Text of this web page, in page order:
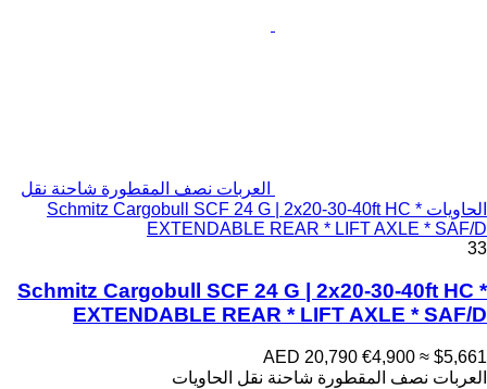
العربات نصف المقطورة شاحنة نقل
الحاويات Schmitz Cargobull SCF 24 G | 2x20-30-40ft HC *
EXTENDABLE REAR * LIFT AXLE * SAF/D
33
Schmitz Cargobull SCF 24 G | 2x20-30-40ft HC *
EXTENDABLE REAR * LIFT AXLE * SAF/D
AED 20,790 €4,900 ≈ $5,661
العربات نصف المقطورة شاحنة نقل الحاويات